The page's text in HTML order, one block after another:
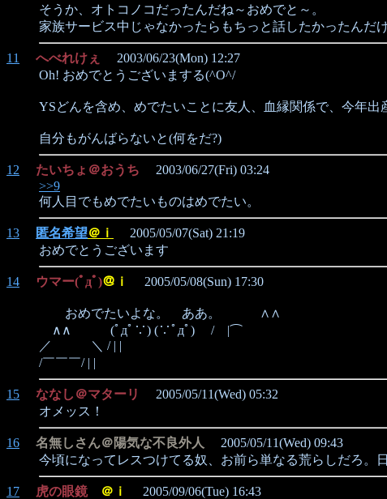
そうか、オトコノコだったんだね～おめでと～。
家族サービス中じゃなかったらもちっと話したかったんだ
11 へべれけぇ
2003/06/23(Mon) 12:27
Oh! おめでとうございまする(^O^/
YSどんを含め、めでたいことに友人、血縁関係で、今年
自分もがんばらないと(何をだ?)
12 たいちょ＠おうち 2003/06/27(Fri) 03:24
>>9
何人目でもめでたいものはめでたい。
13 匿名希望＠ｉ
2005/05/07(Sat) 21:19
おめでとうございます
14 ウマー(ﾟдﾟ)＠ｉ 2005/05/08(Sun) 17:30
おめでたいよな。 ああ。 ∧∧
∧∧ (ﾟдﾟ∵) (∵ﾟдﾟ) / |⌒
／ ＼ / | |
/￣￣￣/ | |
15 ななし＠マターリ
2005/05/11(Wed) 05:32
オメッス！
16 名無しさん＠陽気な不良外人
2005/05/11(Wed) 09:43
今頃になってレスつけてる奴、お前ら単なる荒らしだろ。
17 虎の眼鏡 ＠ｉ
2005/09/06(Tue) 16:43